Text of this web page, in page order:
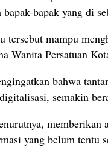
bapak yang di
tersebut mampu
Wanita Persatuan
bahwa
semakin
memberikan
yang belum tentu